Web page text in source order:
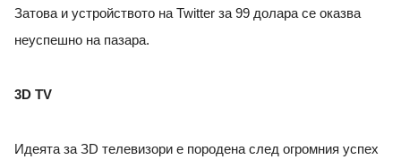
Затова и устройството на Twitter за 99 долара се оказва
неуспешно на пазара.
3D TV
Идеята за ЗD телевизори е породена след огромния успех